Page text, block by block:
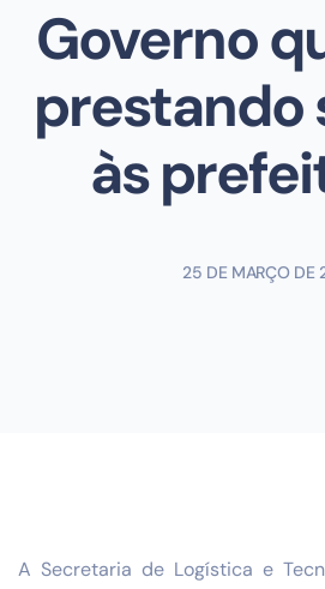
Governo
prestando
às
25 DE MARÇO DE
A Secretaria de Logística e